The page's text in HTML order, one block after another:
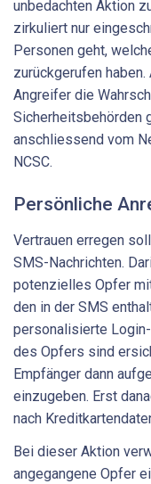
unbedachten Aktion
zirkuliert nur
Personen geht,
zurückgerufen
Angreifer die
Sicherheitsbehörden
anschliessend vom
NCSC.
Persönliche
Vertrauen erregen
SMS-Nachrichten.
potenzielles Opfer
den in der SMS
personalisierte
des Opfers sind
Empfänger dann
einzugeben. Erst
nach
Bei dieser Aktion
angegangene Opfer